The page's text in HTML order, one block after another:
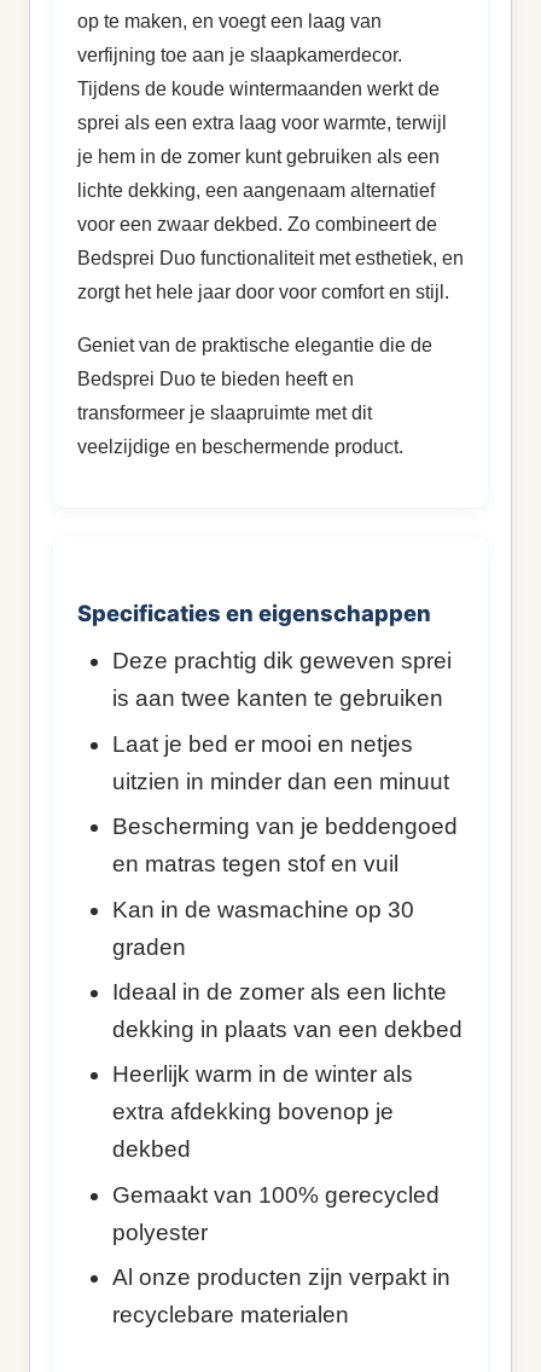
op te maken, en voegt een laag van
verfijning toe aan je slaapkamerdecor.
Tijdens de koude wintermaanden werkt de
sprei als een extra laag voor warmte, terwijl
je hem in de zomer kunt gebruiken als een
lichte dekking, een aangenaam alternatief
voor een zwaar dekbed. Zo combineert de
Bedsprei Duo functionaliteit met esthetiek, en
zorgt het hele jaar door voor comfort en stijl.
Geniet van de praktische elegantie die de
Bedsprei Duo te bieden heeft en
transformeer je slaapruimte met dit
veelzijdige en beschermende product.
Specificaties en eigenschappen
Deze prachtig dik geweven sprei
is aan twee kanten te gebruiken
Laat je bed er mooi en netjes
uitzien in minder dan een minuut
Bescherming van je beddengoed
en matras tegen stof en vuil
Kan in de wasmachine op 30
graden
Ideaal in de zomer als een lichte
dekking in plaats van een dekbed
Heerlijk warm in de winter als
extra afdekking bovenop je
dekbed
Gemaakt van 100% gerecycled
polyester
Al onze producten zijn verpakt in
recyclebare materialen